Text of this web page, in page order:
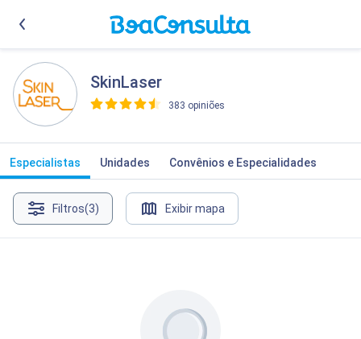
SkinLaser
383 opiniões
Especialistas Unidades Convênios e Especialidades
Filtros(3) Exibir mapa